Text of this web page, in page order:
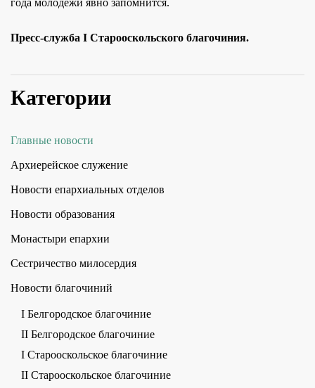
Пресс-служба I Старооскольского благочиния.
Категории
Главные новости
Архиерейское служение
Новости епархиальных отделов
Новости образования
Монастыри епархии
Сестричество милосердия
Новости благочиний
I Белгородское благочиние
II Белгородское благочиние
I Старооскольское благочиние
II Старооскольское благочиние